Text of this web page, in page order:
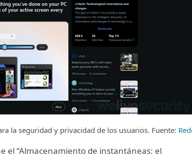
la seguridad y privacidad de los usuarios. Fuente:
el “Almacenamiento de instantáneas: el